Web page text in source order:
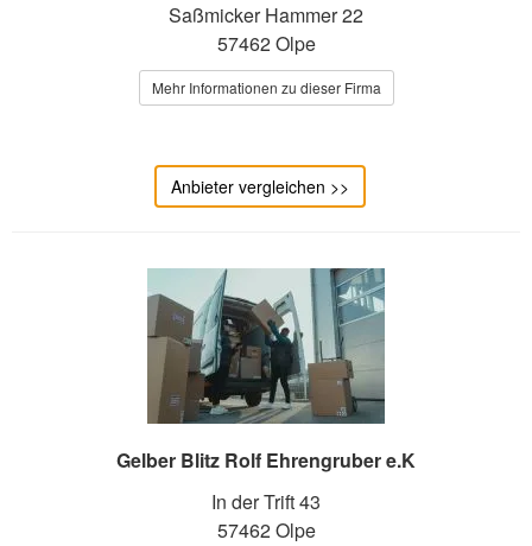
Saßmicker Hammer 22
57462 Olpe
Mehr Informationen zu dieser Firma
Anbieter vergleichen >>
Gelber Blitz Rolf Ehrengruber e.K
In der Trift 43
57462 Olpe